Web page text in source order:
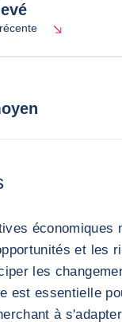
économiques
et les
les
est essentielle
à